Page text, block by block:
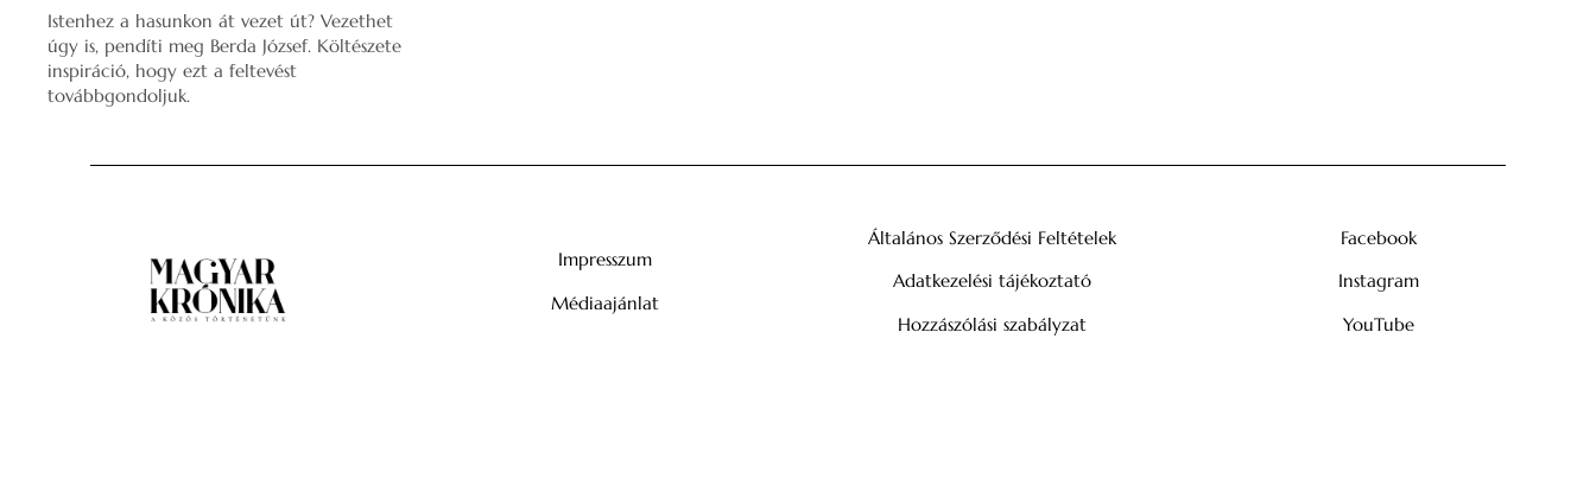
Istenhez a hasunkon át vezet út? Vezethet
úgy is, pendíti meg Berda József. Költészete
inspiráció, hogy ezt a feltevést
továbbgondoljuk.
Impresszum
Médiaajánlat
Általános Szerződési Feltételek
Adatkezelési tájékoztató
Hozzászólási szabályzat
Facebook
Instagram
YouTube